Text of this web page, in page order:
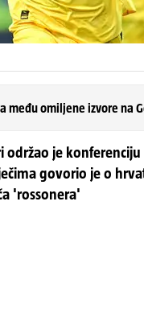
među omiljene izvore na
održao je
govorio je o
'rossonera'